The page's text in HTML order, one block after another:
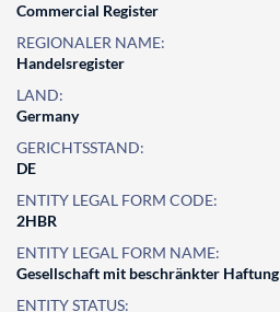
Commercial Register
REGIONALER NAME:
Handelsregister
LAND:
Germany
GERICHTSSTAND:
DE
ENTITY LEGAL FORM CODE:
2HBR
ENTITY LEGAL FORM NAME:
Gesellschaft mit beschränkter Haftung
ENTITY STATUS: